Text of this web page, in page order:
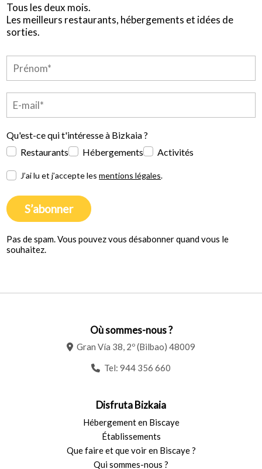
Tous les deux mois.
Les meilleurs restaurants, hébergements et idées de
sorties.
Qu'est-ce qui t'intéresse à Bizkaia ?
Restaurants
Hébergements Activités
J’ai lu et j’accepte lesmentions légales.
S’abonner
Pas de spam. Vous pouvez vous désabonner quand vous le
souhaitez.
Où sommes-nous ?
Gran Vía 38, 2º (Bilbao) 48009
Tel: 944 356 660
Disfruta Bizkaia
Hébergement en Biscaye
Établissements
Que faire et que voir en Biscaye ?
Qui sommes-nous ?